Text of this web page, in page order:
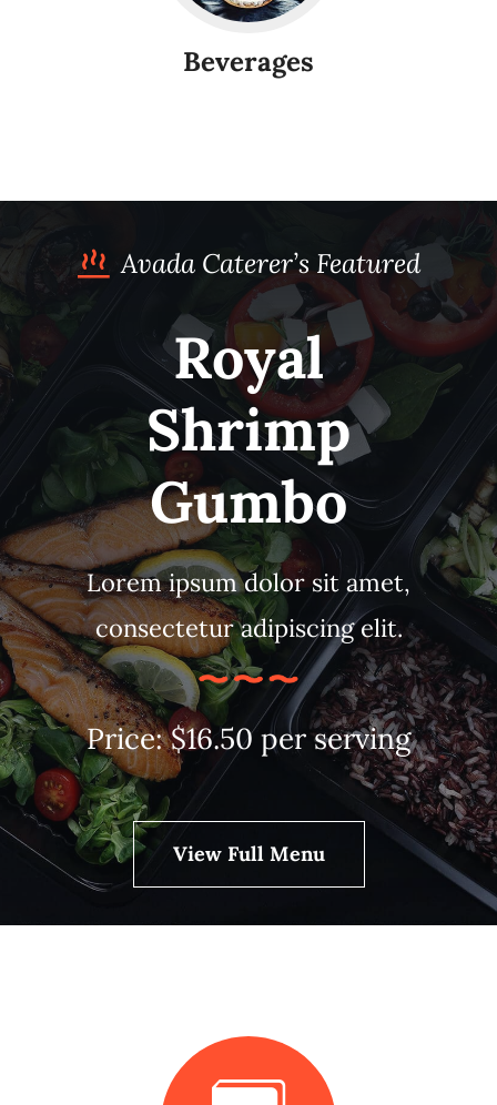
Beverages
Avada Caterer’s Featured
Royal
Shrimp
Gumbo
Lorem ipsum dolor sit amet,
consectetur adipiscing elit.
Price: $16.50 per serving
View Full Menu